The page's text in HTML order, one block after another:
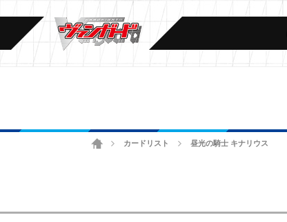
ホームカードリスト 昼光の騎士 キナリウス